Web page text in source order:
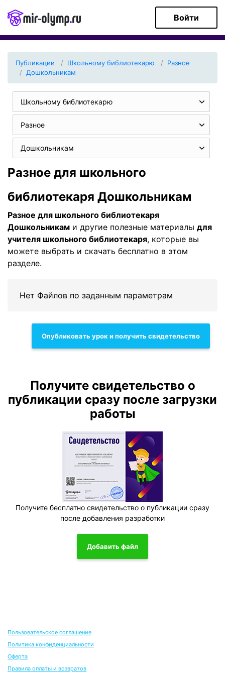
Войти
Публикации Школьному библиотекарю
Разное
Дошкольникам
Школьному библиотекарю
Разное
Дошкольникам
Разное для школьного
библиотекаря Дошкольникам
Разное для школьного библиотекаря
Дошкольникам и другие полезные материалы для
учителя школьного библиотекаря, которые вы
можете выбрать и скачать бесплатно в этом
разделе.
Нет Файлов по заданным параметрам
Опубликовать урок и получить свидетельство
Получите свидетельство о
публикации сразу после загрузки
работы
Получите бесплатно свидетельство о публикации сразу
после добавления разработки
Добавить файл
Пользовательское соглашение
Политика конфиденциальности
Оферта
Правила оплаты и возвратов